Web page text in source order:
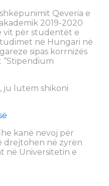
Qeveria e
2019-2020
vit për studentët e
në Hungari në
sipas korrnizës
“Stipendium
ju lutem shikoni
kanë nevoj për
drejtohen në zyrën
në Universitetin e